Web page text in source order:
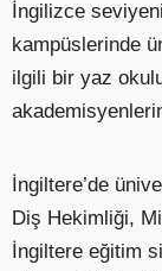
İngilizce
kampüslerinde
ilgili bir yaz
İngiltere’de
Diş Hekimliği,
İngiltere eğitim